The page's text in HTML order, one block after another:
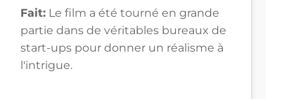
Fait: Le film a été tourné en grande
partie dans de véritables bureaux de
start-ups pour donner un réalisme à
l'intrigue.